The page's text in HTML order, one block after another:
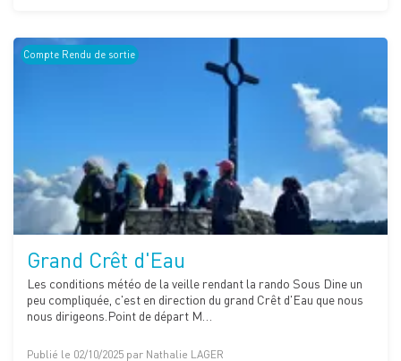
Compte Rendu de sortie
Grand Crêt d'Eau
Les conditions météo de la veille rendant la rando Sous Dine un
peu compliquée, c'est en direction du grand Crêt d'Eau que nous
nous dirigeons.Point de départ M…
Publié le 02/10/2025 par Nathalie LAGER